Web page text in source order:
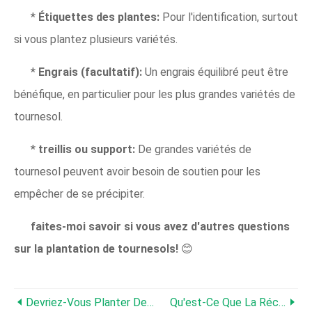
* Étiquettes des plantes: Pour l'identification, surtout
si vous plantez plusieurs variétés.
* Engrais (facultatif): Un engrais équilibré peut être
bénéfique, en particulier pour les plus grandes variétés de
tournesol.
* treillis ou support: De grandes variétés de
tournesol peuvent avoir besoin de soutien pour les
empêcher de se précipiter.
faites-moi savoir si vous avez d'autres questions
sur la plantation de tournesols! 😊
Devriez-Vous Planter Des Graines De Gazon À L'automne Texas? Qu'est-Ce Que La Récolte Principale De St.?